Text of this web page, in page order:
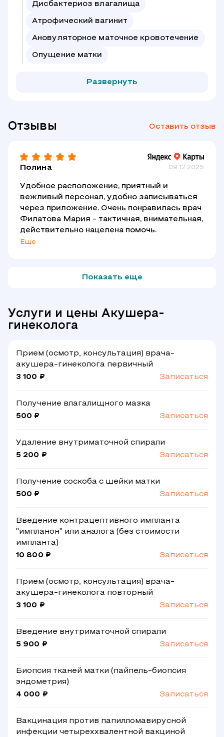
Дисбактериоз влагалища
Атрофический вагинит
Ановуляторное маточное кровотечение
Опущение матки
Развернуть
Отзывы Оставить отзыв
Полина 09.12.2025
Удобное расположение, приятный и
вежливый персонал, удобно записываться
через приложение. Очень понравилась врач
Филатова Мария - тактичная, внимательная,
действительно нацелена помочь.
Еще
Показать еще
Услуги и цены Акушера-
гинеколога
Прием (осмотр, консультация) врача-
акушера-гинеколога первичный
3 100 ₽
Записаться
Получение влагалищного мазка
500 ₽
Записаться
Удаление внутриматочной спирали
5 200 ₽
Записаться
Получение соскоба с шейки матки
500 ₽
Записаться
Введение контрацептивного импланта
"импланон" или аналога (без стоимости
импланта)
10 800 ₽
Записаться
Прием (осмотр, консультация) врача-
акушера-гинеколога повторный
3 100 ₽
Записаться
Введение внутриматочной спирали
5 900 ₽
Записаться
Биопсия тканей матки (пайпель-биопсия
эндометрия)
4 000 ₽
Записаться
Вакцинация против папилломавирусной
инфекции четыреххвалентной вакциной